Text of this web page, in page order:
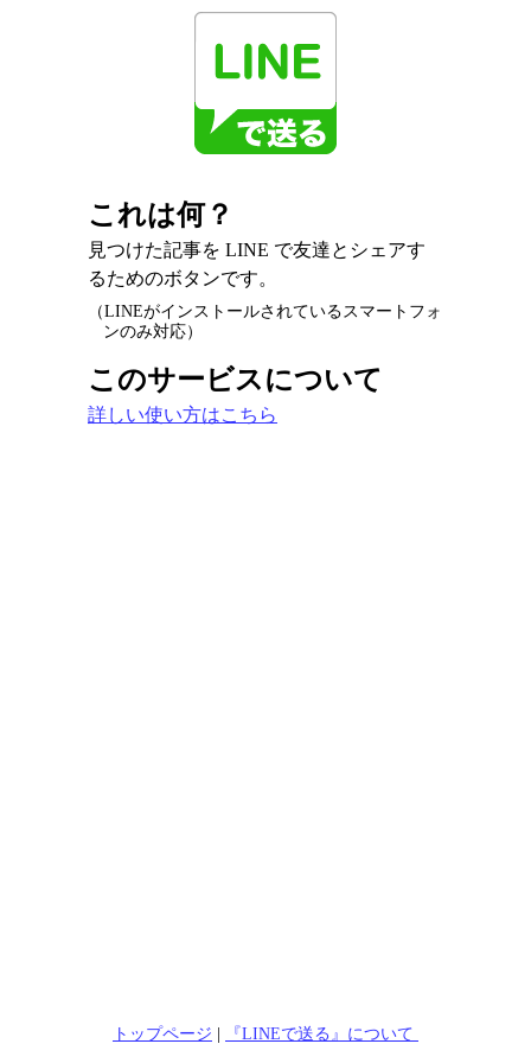
これは何？
見つけた記事を LINE で友達とシェアす
るためのボタンです。
（LINEがインストールされているスマートフォ
ンのみ対応）
このサービスについて
詳しい使い方はこちら
トップページ | 『LINEで送る』について